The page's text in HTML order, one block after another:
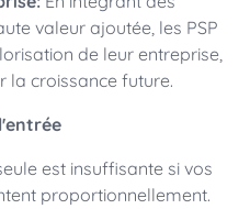
valeur ajoutée, les PSP
de leur entreprise,
la croissance future.
est insuffisante si vos
proportionnellement.